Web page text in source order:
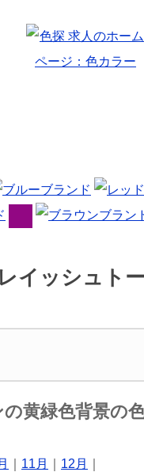
イッシュト
黄緑色背景の
11月 12月